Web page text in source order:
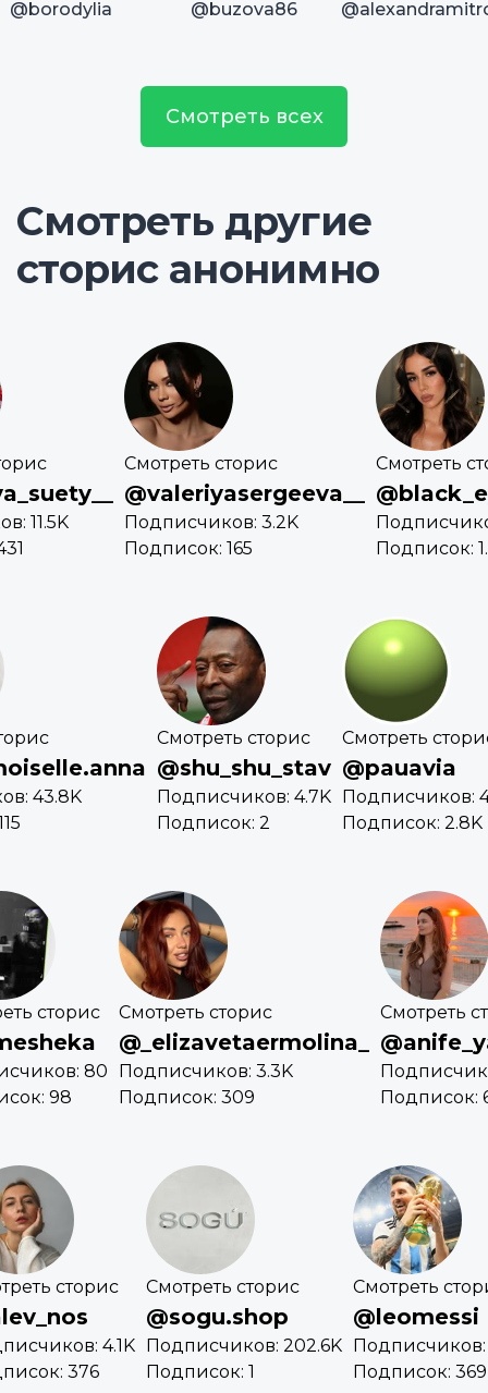
@borodylia @buzova86
Смотреть всех
Смотреть другие
сторис анонимно
11.5K
Смотреть сторис
@valeriyasergeeva__
Подписчиков: 3.2K
Подписок: 165
Смотреть
Подписок:
43.8K
Смотреть сторис
@shu_shu_stav
Подписчиков: 4.7K
Подписок: 2
Смотреть
@pauavia
Подписчиков:
Подписок: 2.8K
сторис
80
98
Смотреть сторис
@_elizavetaermolina_
Подписчиков: 3.3K
Подписок: 309
Смотреть
Подписок:
сторис
4.1K
376
Смотреть сторис
@sogu.shop
Подписчиков: 202.6K
Подписок: 1
Смотреть
@leomessi
Подписчиков:
Подписок: 369